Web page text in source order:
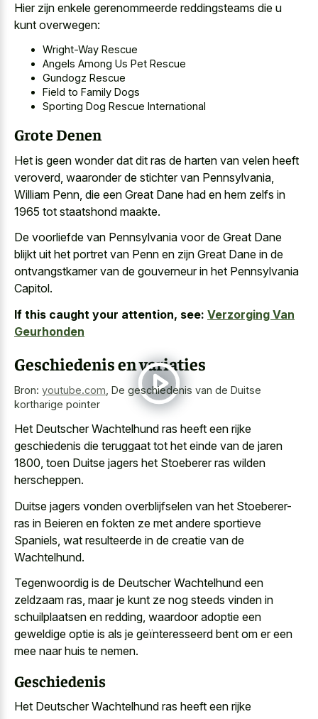
Hier zijn enkele gerenommeerde reddingsteams die u
kunt overwegen:
Wright-Way Rescue
Angels Among Us Pet Rescue
Gundogz Rescue
Field to Family Dogs
Sporting Dog Rescue International
Grote Denen
Het is geen wonder dat dit ras de harten van velen heeft
veroverd, waaronder de stichter van Pennsylvania,
William Penn, die een Great Dane had en hem zelfs in
1965 tot staatshond maakte.
De voorliefde van Pennsylvania voor de Great Dane
blijkt uit het portret van Penn en zijn Great Dane in de
ontvangstkamer van de gouverneur in het Pennsylvania
Capitol.
If this caught your attention, see: Verzorging Van
Geurhonden
Geschiedenis en variaties
Bron: youtube.com De geschiedenis van de Duitse
kortharige pointer
Het Deutscher Wachtelhund ras heeft een rijke
geschiedenis die teruggaat tot het einde van de jaren
1800, toen Duitse jagers het Stoeberer ras wilden
herscheppen.
Duitse jagers vonden overblijfselen van het Stoeberer-
ras in Beieren en fokten ze met andere sportieve
Spaniels, wat resulteerde in de creatie van de
Wachtelhund.
Tegenwoordig is de Deutscher Wachtelhund een
zeldzaam ras, maar je kunt ze nog steeds vinden in
schuilplaatsen en redding, waardoor adoptie een
geweldige optie is als je geïnteresseerd bent om er een
mee naar huis te nemen.
Geschiedenis
Het Deutscher Wachtelhund ras heeft een rijke